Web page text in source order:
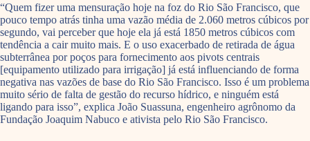
“Quem fizer uma mensuração hoje na foz do Rio São Francisco, que
pouco tempo atrás tinha uma vazão média de 2.060 metros cúbicos por
segundo, vai perceber que hoje ela já está 1850 metros cúbicos com
tendência a cair muito mais. E o uso exacerbado de retirada de água
subterrânea por poços para fornecimento aos pivots centrais
[equipamento utilizado para irrigação] já está influenciando de forma
negativa nas vazões de base do Rio São Francisco. Isso é um problema
muito sério de falta de gestão do recurso hídrico, e ninguém está
ligando para isso”, explica João Suassuna, engenheiro agrônomo da
Fundação Joaquim Nabuco e ativista pelo Rio São Francisco.